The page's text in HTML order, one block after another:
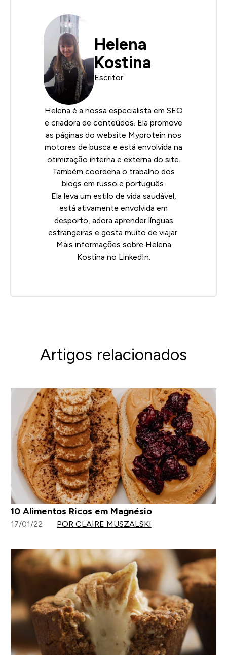
Helena
Kostina
Escritor
Helena é a nossa especialista em SEO
e criadora de conteúdos. Ela promove
as páginas do website Myprotein nos
motores de busca e está envolvida na
otimização interna e externa do site.
Também coordena o trabalho dos
blogs em russo e português.
Ela leva um estilo de vida saudável,
está ativamente envolvida em
desporto, adora aprender línguas
estrangeiras e gosta muito de viajar.
Mais informações sobre Helena
Kostina no LinkedIn.
Artigos relacionados
10 Alimentos Ricos em Magnésio
17/01/22 POR CLAIRE MUSZALSKI